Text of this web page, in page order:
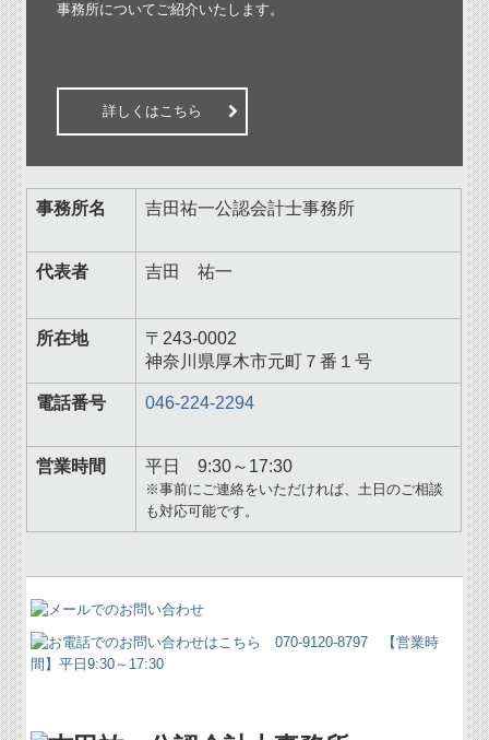
事務所についてご紹介いたします。
詳しくはこちら
事務所名 吉田祐一公認会計士事務所
代表者 吉田 祐一
所在地
〒243-0002
神奈川県厚木市元町７番１号
電話番号 046-224-2294
営業時間 平日 9:30～17:30
※事前にご連絡をいただければ、土日のご相談
も対応可能です。